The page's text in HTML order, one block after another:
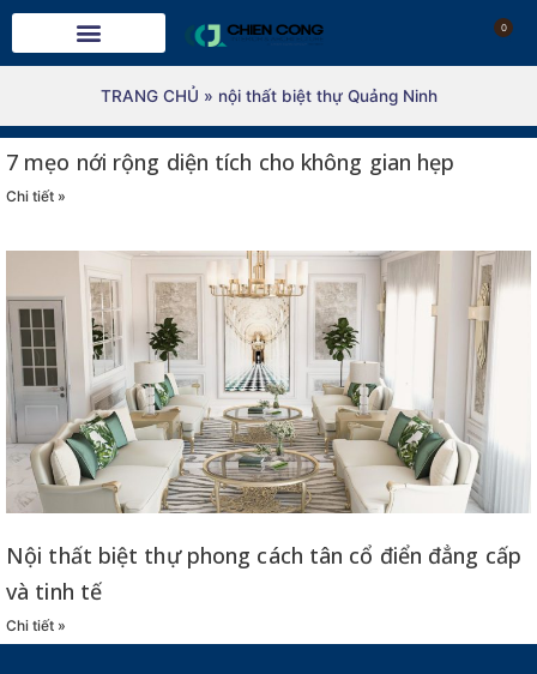
0
TRANG CHỦ » nội thất biệt thự Quảng Ninh
7 mẹo nới rộng diện tích cho không gian hẹp
Chi tiết »
Nội thất biệt thự phong cách tân cổ điển đẳng cấp
và tinh tế
Chi tiết »